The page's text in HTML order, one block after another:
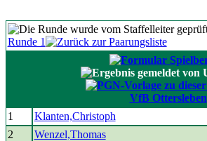
Runde 1
VfB Ottersleben
1 Klanten,Christoph
2
Wenzel,Thomas